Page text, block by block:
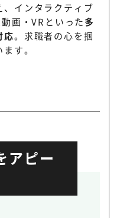
、インタラクティブ
画・VRといった多
応。求職者の心を掴
す。
アピー